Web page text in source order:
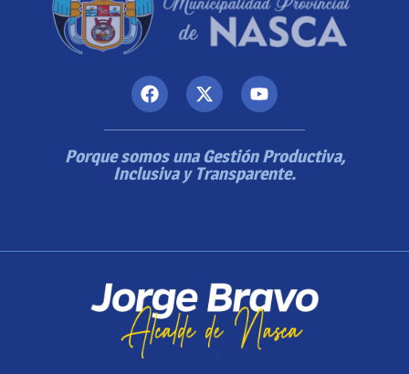
Porque somos una Gestión Productiva,
Inclusiva y Transparente.